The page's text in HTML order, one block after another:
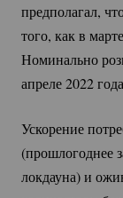
предполагал,
того, как в
Номинально
апреле 2022
Ускорение
(прошлогоднее
локдауна) и